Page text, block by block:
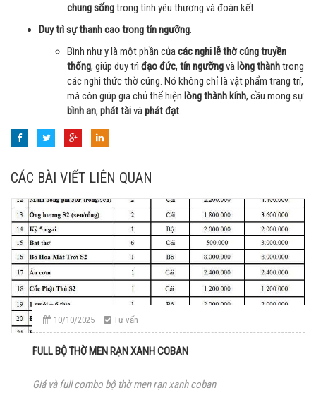
chung sốngtrong tình yêu thương và đoàn kết.
Duy trì sự thanh cao trong tín ngưỡng:
Bình như y là một phần của các nghi lễ thờ cúng truyền
thống, giúp duy trì đạo đức, tín ngưỡngvà lòng thànhtrong
các nghi thức thờ cúng. Nó không chỉ là vật phẩm trang trí,
mà còn giúp gia chủ thể hiện lòng thành kính, cầu mong sự
bình an, phát tàivà phát đạt
CÁC BÀI VIẾT LIÊN QUAN
10/10/2025 Tư vấn
FULL BỘ THỜ MEN RẠN XANH COBAN
Giá và full combo bộ thờ men rạn xanh coban